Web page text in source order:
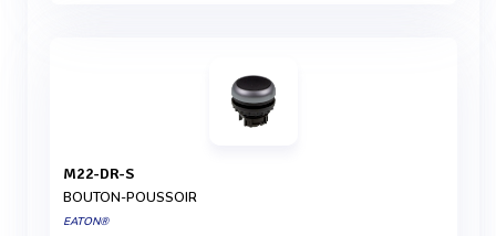
M22-DR-S
BOUTON-POUSSOIR
EATON®